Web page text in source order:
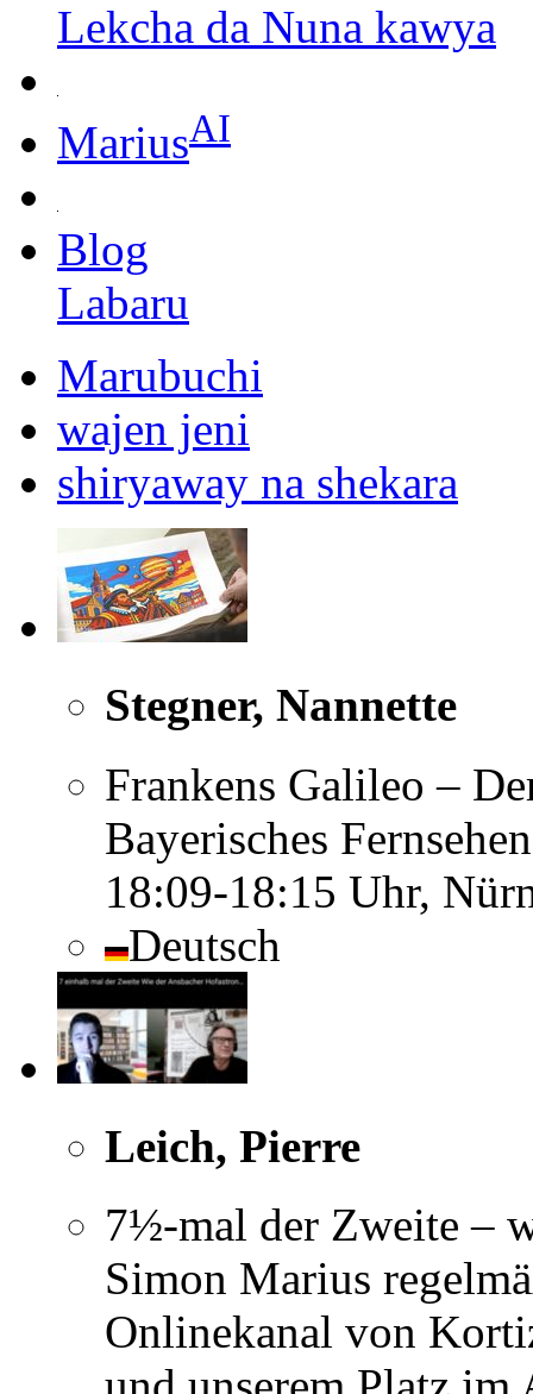
Lekcha da Nuna kawya
MariusAI
Blog
Labaru
Marubuchi
wajen jeni
shiryaway na shekara
Stegner, Nannette
Frankens Galileo –
Bayerisches
18:09-18:15 Uhr,
Deutsch
Leich, Pierre
7½-mal der Zweite –
Simon Marius
Onlinekanal von